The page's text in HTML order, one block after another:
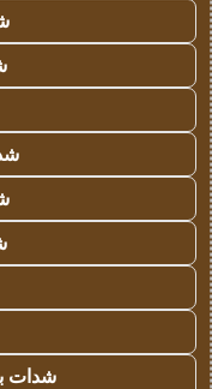
شدات